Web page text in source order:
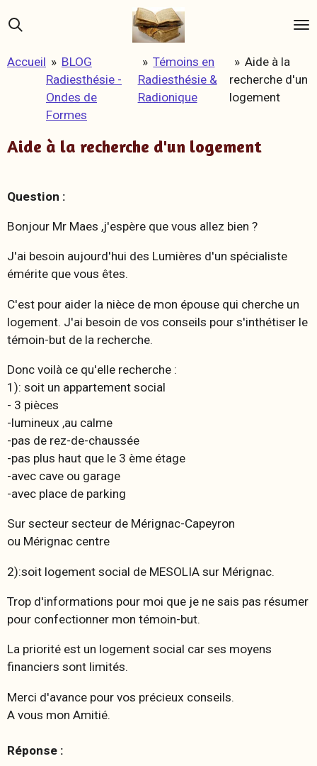
Passer
au
principal
Accueil » BLOG
Radiesthésie -
Ondes de
Formes
» Témoins en
Radiesthésie &
Radionique
» Aide à la
recherche d'un
logement
Aide à la recherche d'un logement
Question :
Bonjour Mr Maes ,j'espère que vous allez bien ?
J'ai besoin aujourd'hui des Lumières d'un spécialiste
émérite que vous êtes.
C'est pour aider la nièce de mon épouse qui cherche un
logement. J'ai besoin de vos conseils pour s'inthétiser le
témoin-but de la recherche.
Donc voilà ce qu'elle recherche :
1): soit un appartement social
- 3 pièces
-lumineux ,au calme
-pas de rez-de-chaussée
-pas plus haut que le 3 ème étage
-avec cave ou garage
-avec place de parking
Sur secteur secteur de Mérignac-Capeyron
ou Mérignac centre
2):soit logement social de MESOLIA sur Mérignac.
Trop d'informations pour moi que je ne sais pas résumer
pour confectionner mon témoin-but.
La priorité est un logement social car ses moyens
financiers sont limités.
Merci d'avance pour vos précieux conseils.
A vous mon Amitié.
Réponse :